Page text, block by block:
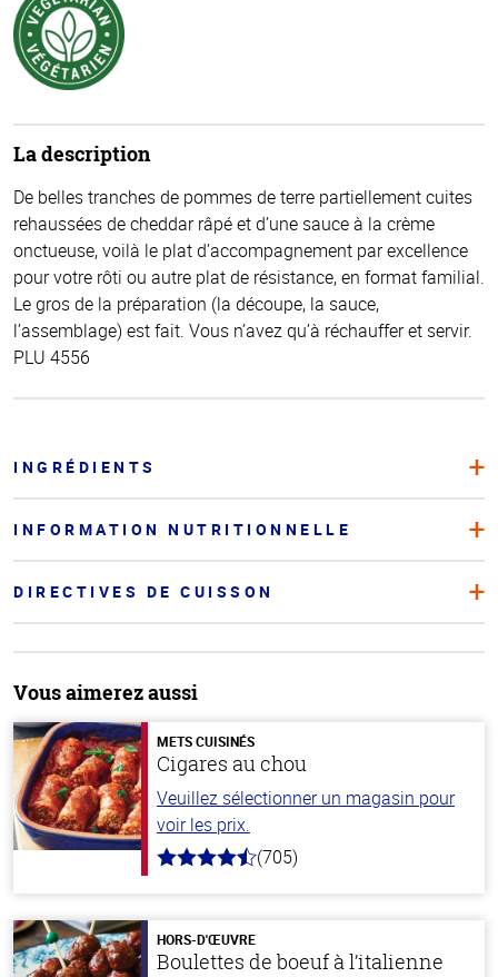
La description
De belles tranches de pommes de terre partiellement cuites
rehaussées de cheddar râpé et d’une sauce à la crème
onctueuse, voilà le plat d’accompagnement par excellence
pour votre rôti ou autre plat de résistance, en format familial.
Le gros de la préparation (la découpe, la sauce,
l’assemblage) est fait. Vous n’avez qu’à réchauffer et servir.
PLU 4556
INGRÉDIENTS
INFORMATION NUTRITIONNELLE
DIRECTIVES DE CUISSON
Vous aimerez aussi
METS CUISINÉS
Cigares au chou
Veuillez sélectionner un magasin pour
voir les prix.
4.6
stars
(705)
HORS-D'ŒUVRE
Boulettes de boeuf à l’italienne